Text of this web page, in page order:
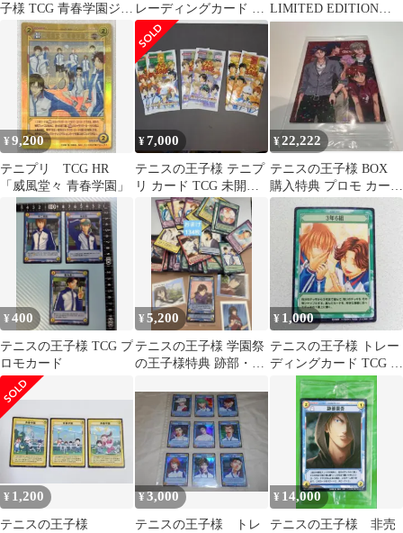
子様 TCG 青春学園ジャ
ージ トレカ 3枚セット
レーディングカード 学
園祭の王子様 特典 氷帝
跡部
LIMITED EDITION
カード 応募者全員サ
ービス
¥9,200
テニプリ TCG HR
「威風堂々 青春学園」
¥7,000
テニスの王子様 テニプ
リ カード TCG 未開封
6パック
¥22,222
テニスの王子様 BOX
購入特典 プロモ カード
SG1 未開封 1点
¥400
テニスの王子様 TCG プ
ロモカード
¥5,200
テニスの王子様 学園祭
の王子様特典 跡部・手
枚セット
¥ 1,000
テニスの王子様 トレー
ディングカード TCG ト
レカ テニプリ 3年6組
¥ 1,200
テニスの王子様
¥3,000
テニスの王子様 トレ
¥ 14,000
テニスの王子様 非売